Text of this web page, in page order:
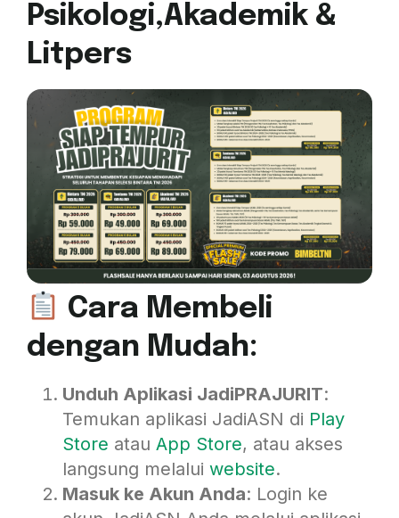
Psikologi,Akademik &
Litpers
Cara Membeli
dengan Mudah:
Unduh Aplikasi JadiPRAJURIT:
Temukan aplikasi JadiASN di Play
Store atau App Store, atau akses
langsung melalui website.
Masuk ke Akun Anda: Login ke